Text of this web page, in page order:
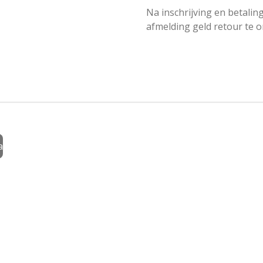
Na inschrijving en
afmelding geld retour te